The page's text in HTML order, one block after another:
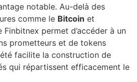
notable. Au-delà des
comme le Bitcoin et
Finbitnex permet d’accéder à un
prometteurs et de tokens
facilite la construction de
qui répartissent efficacement le